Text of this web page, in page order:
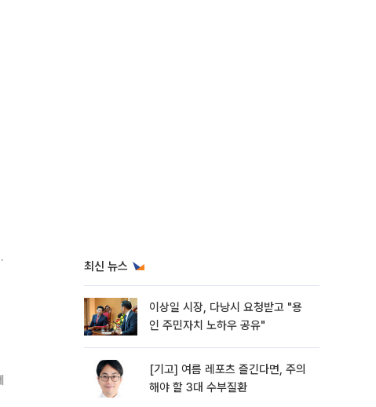
최신 뉴스
이상일 시장, 다낭시 요청받고 "용
인 주민자치 노하우 공유"
[기고] 여름 레포츠 즐긴다면, 주의
해야 할 3대 수부질환